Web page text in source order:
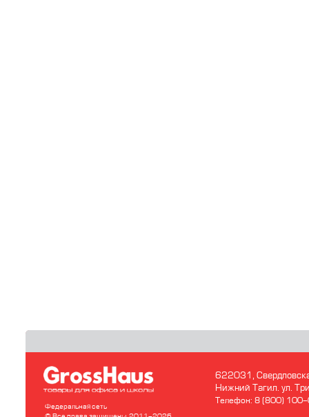
Федеральная сеть
622031,
Нижний Тагил. ул.
Телефон: 8 (800)